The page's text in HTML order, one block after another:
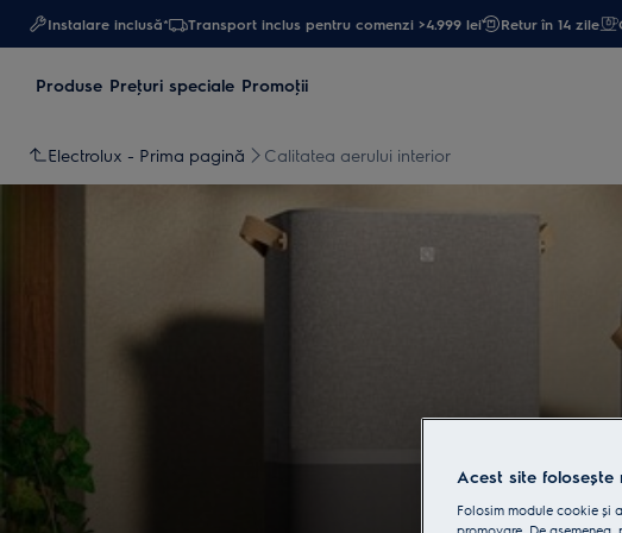
Instalare inclusă* Transport inclus pentru comenzi >4.999 lei Retur în 14 zile
Produse Preţuri speciale Promoţii
Electrolux - Prima pagină Calitatea aerului interior
Acest site
Folosim module cookie și